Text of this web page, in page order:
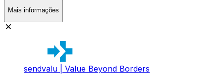
Mais informações
sendvalu | Value Beyond Borders